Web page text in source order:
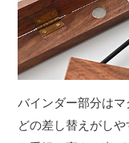
バインダー部分は
どの差し替えがし